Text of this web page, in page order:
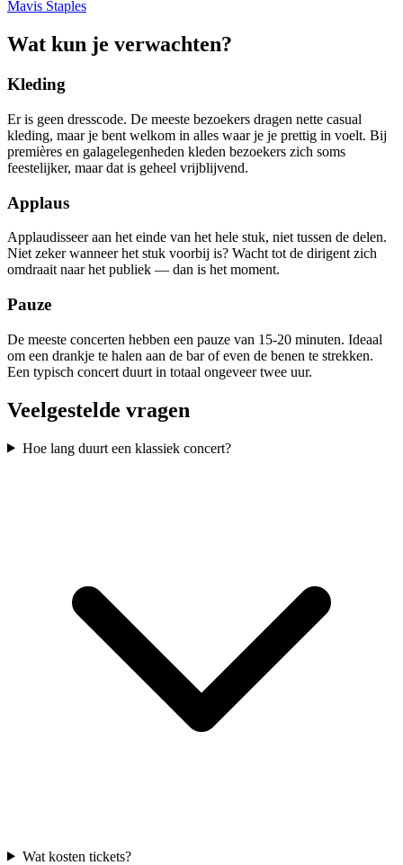
Mavis Staples
Wat kun je verwachten?
Kleding
Er is geen dresscode. De meeste bezoekers dragen nette casual
kleding, maar je bent welkom in alles waar je je prettig in voelt. Bij
premières en galagelegenheden kleden bezoekers zich soms
feestelijker, maar dat is geheel vrijblijvend.
Applaus
Applaudisseer aan het einde van het hele stuk, niet tussen de delen.
Niet zeker wanneer het stuk voorbij is? Wacht tot de dirigent zich
omdraait naar het publiek — dan is het moment.
Pauze
De meeste concerten hebben een pauze van 15-20 minuten. Ideaal
om een drankje te halen aan de bar of even de benen te strekken.
Een typisch concert duurt in totaal ongeveer twee uur.
Veelgestelde vragen
Hoe lang duurt een klassiek concert?
Wat kosten tickets?